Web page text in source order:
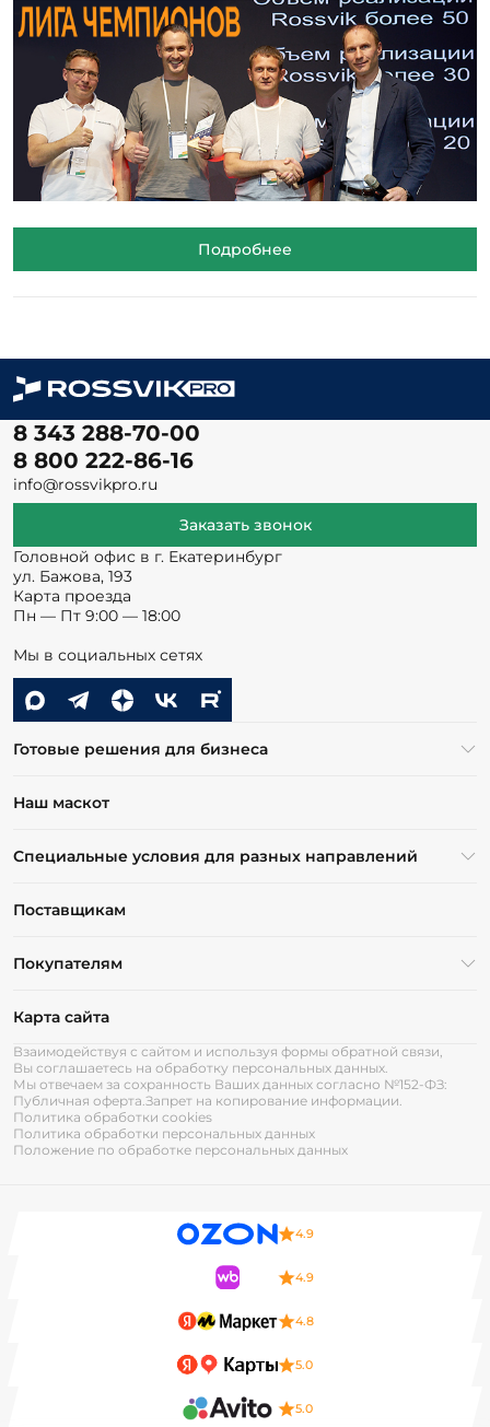
Подробнее
8 343 288-70-00
8 800 222-86-16
info@rossvikpro.ru
Заказать звонок
Головной офис в г. Екатеринбург
ул. Бажова, 193
Карта проезда
Пн — Пт 9:00 — 18:00
Мы в социальных сетях
Готовые решения для бизнеса
Наш маскот
Специальные условия для разных направлений
Поставщикам
Покупателям
Карта сайта
Взаимодействуя с сайтом и используя формы обратной связи,
Вы соглашаетесь на обработку персональных данных.
Мы отвечаем за сохранность Ваших данных согласно №152-ФЗ:
Публичная оферта.Запрет на копирование информации.
Политика обработки cookies
Политика обработки персональных данных
Положение по обработке персональных данных
4.9
4.9
4.8
5.0
5.0